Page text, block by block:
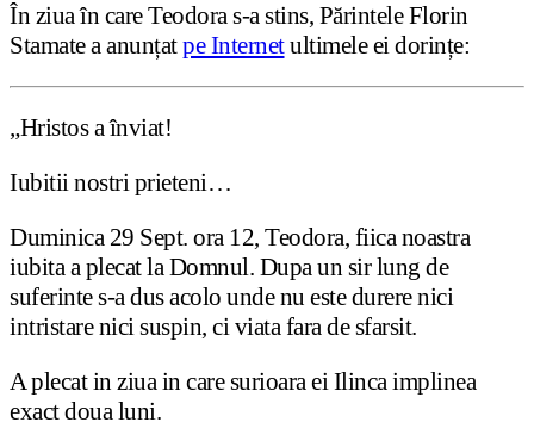
În ziua în care Teodora s-a stins, Părintele Florin
Stamate a anunțatpe Internetultimele ei dorințe:
„Hristos a înviat!
Iubitii nostri prieteni…
Duminica 29 Sept. ora 12, Teodora, fiica noastra
iubita a plecat la Domnul. Dupa un sir lung de
suferinte s-a dus acolo unde nu este durere nici
intristare nici suspin, ci viata fara de sfarsit.
A plecat in ziua in care surioara ei Ilinca implinea
exact doua luni.